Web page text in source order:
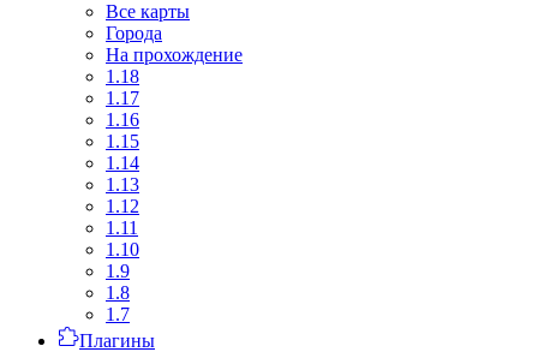
Все карты
Города
На прохождение
1.18
1.17
1.16
1.15
1.14
1.13
1.12
1.11
1.10
1.9
1.8
1.7
Плагины